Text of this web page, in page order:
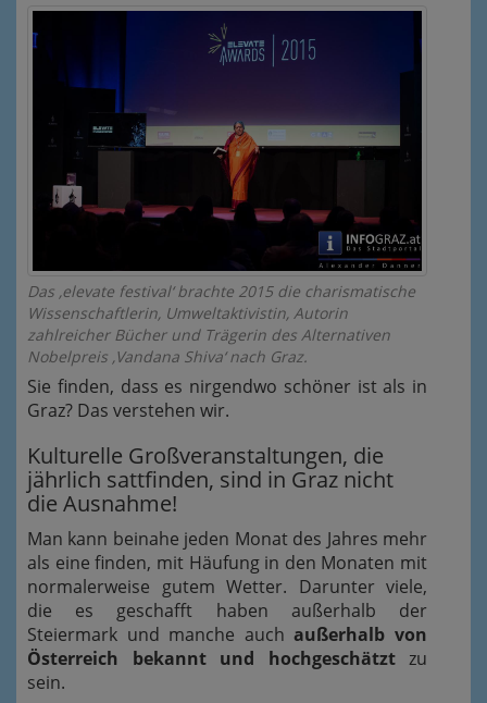
Das ‚elevate festival‘ brachte 2015 die charismatische
Wissenschaftlerin, Umweltaktivistin, Autorin
zahlreicher Bücher und Trägerin des Alternativen
Nobelpreis ,Vandana Shiva‘ nach Graz.
Sie finden, dass es nirgendwo schöner ist als in
Graz? Das verstehen wir.
Kulturelle Großveranstaltungen, die
jährlich sattfinden, sind in Graz nicht
die Ausnahme!
Man kann beinahe jeden Monat des Jahres mehr
als eine finden, mit Häufung in den Monaten mit
normalerweise gutem Wetter. Darunter viele,
die es geschafft haben außerhalb der
Steiermark und manche auchaußerhalb von
Österreich bekannt und hochgeschätztzu
sein.